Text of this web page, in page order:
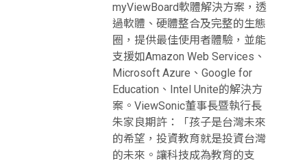
myViewBoard軟體解決方案，透
過軟體、硬體整合及完整的生態
圈，提供最佳使用者體驗，並能
支援如Amazon Web Services、
Microsoft Azure、Google for
Education、Intel Unite的解決方
案。ViewSonic董事長暨執行長
朱家良期許：「孩子是台灣未來
的希望，投資教育就是投資台灣
的未來。讓科技成為教育的支